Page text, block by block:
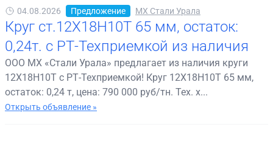
04.08.2026 Предложение МХ Стали Урала
Круг ст.12Х18Н10Т 65 мм, остаток:
0,24т. с РТ-Техприемкой из наличия
ООО МХ «Стали Урала» предлагает из наличия круги
12Х18Н10Т с РТ-Техприемкой! Круг 12Х18Н10Т 65 мм,
остаток: 0,24 т, цена: 790 000 руб/тн. Тех. х...
Открыть объявление »